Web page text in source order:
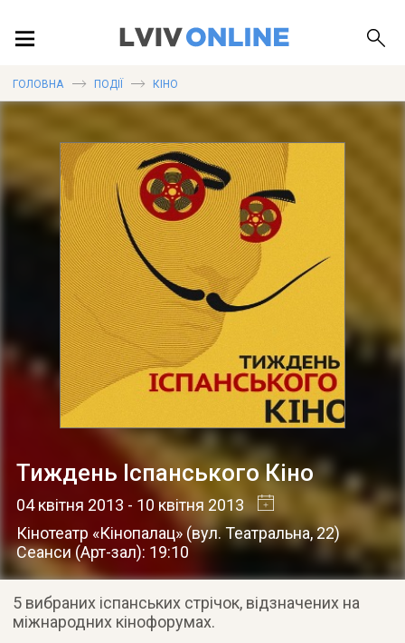
ПУБЛІКАЦІЇ
ДОВІДКА
ГОЛОВНА ПОДІЇ КІНО
Тиждень Іспанського Кіно
04 квітня 2013 - 10 квітня 2013
Кінотеатр «Кінопалац» (вул. Театральна, 22)
Сеанси (Арт-зал): 19:10
5 вибраних іспанських стрічок, відзначених на
міжнародних кінофорумах.